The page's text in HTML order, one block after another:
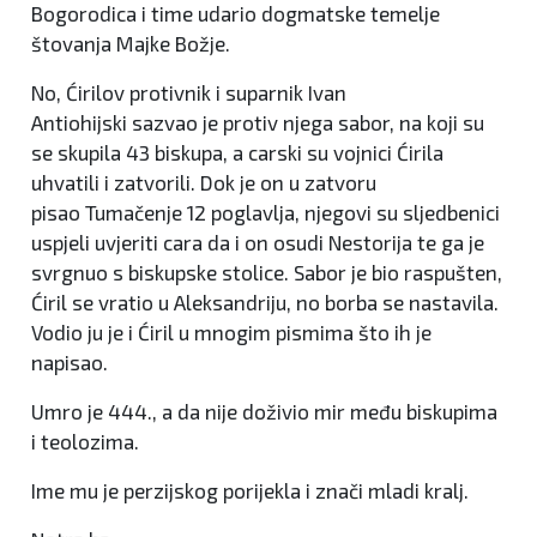
Bogorodica i time udario dogmatske temelje
štovanja Majke Božje.
No, Ćirilov protivnik i suparnik Ivan
Antiohijski sazvao je protiv njega sabor, na koji su
se skupila 43 biskupa, a carski su vojnici Ćirila
uhvatili i zatvorili. Dok je on u zatvoru
pisao Tumačenje 12 poglavlja, njegovi su sljedbenici
uspjeli uvjeriti cara da i on osudi Nestorija te ga je
svrgnuo s biskupske stolice. Sabor je bio raspušten,
Ćiril se vratio u Aleksandriju, no borba se nastavila.
Vodio ju je i Ćiril u mnogim pismima što ih je
napisao.
Umro je 444., a da nije doživio mir među biskupima
i teolozima.
Ime mu je perzijskog porijekla i znači mladi kralj.